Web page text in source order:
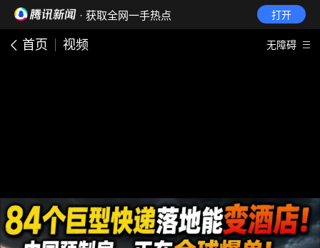
· 获取全网一手热点 打开
首页 视频 无障碍